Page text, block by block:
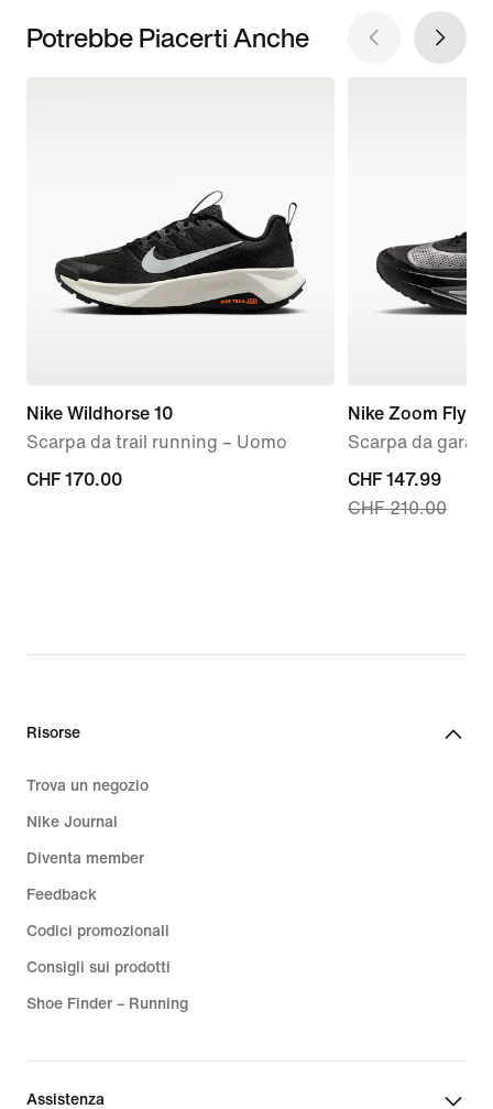
Potrebbe Piacerti Anche
Nike Wildhorse 10
Scarpa da trail running – Uomo
CHF
CHF 170.00
Nike Zoom Fly 6
Scarpa da gara
current
price
CHF 147.99
CHF 210.00
Risorse
Trova un negozio
Nike Journal
Diventa member
Feedback
Codici promozionali
Consigli sui prodotti
Shoe Finder – Running
Assistenza